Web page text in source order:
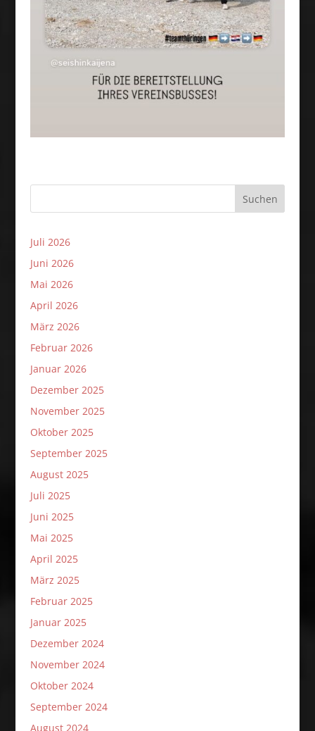
Suchen
Juli 2026
Juni 2026
Mai 2026
April 2026
März 2026
Februar 2026
Januar 2026
Dezember 2025
November 2025
Oktober 2025
September 2025
August 2025
Juli 2025
Juni 2025
Mai 2025
April 2025
März 2025
Februar 2025
Januar 2025
Dezember 2024
November 2024
Oktober 2024
September 2024
August 2024